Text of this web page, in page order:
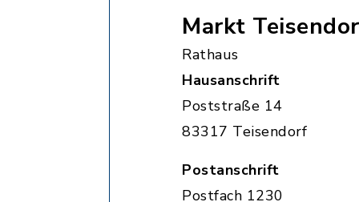
Markt
Rathaus
Hausanschrift
Poststraße 14
83317 Teisendorf
Postanschrift
Postfach 1230